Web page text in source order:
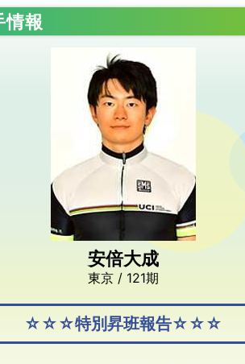
情報
安倍大成
東京 / 121期
☆☆☆特別昇班報告☆☆☆